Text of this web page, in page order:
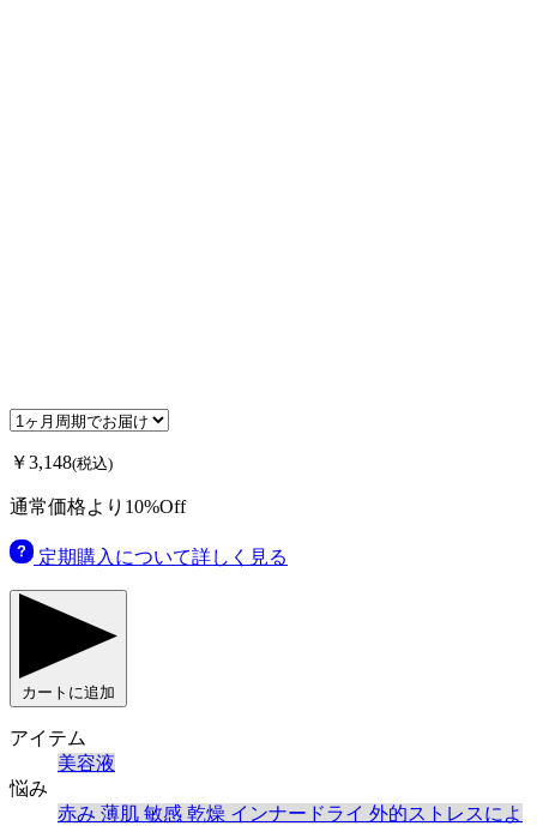
￥3,148(税込)
通常価格より10%Off
定期購入について詳しく見る
カートに追加
アイテム
美容液
悩み
赤み 薄肌 敏感 乾燥 インナードライ 外的ストレスによ